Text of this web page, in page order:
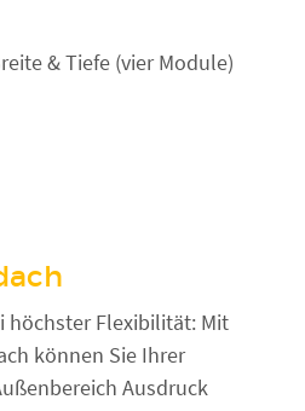
& Tiefe (vier Module)
höchster Flexibilität: Mit
können Sie Ihrer
Ausdruck